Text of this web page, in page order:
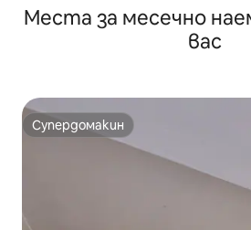
Места за месечно
вас
Супердомакин
Супердомакин